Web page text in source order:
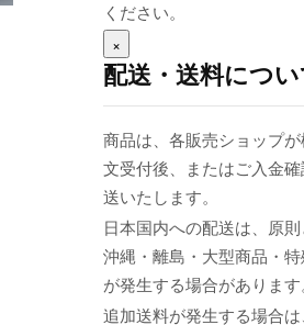
ください。
×
配送・送料につい
商品は、各販売ショップ
文受付後、またはご入金
送いたします。
日本国内への配送は、原
沖縄・離島・大型商品・
が発生する場合があります
追加送料が発生する場合